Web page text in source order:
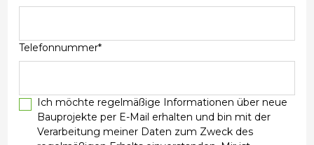
Telefonnummer*
Ich möchte regelmäßige Informationen über neue
Bauprojekte per E-Mail erhalten und bin mit der
Verarbeitung meiner Daten zum Zweck des